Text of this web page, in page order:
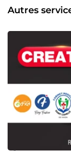
montage et
suis disponible
Autres